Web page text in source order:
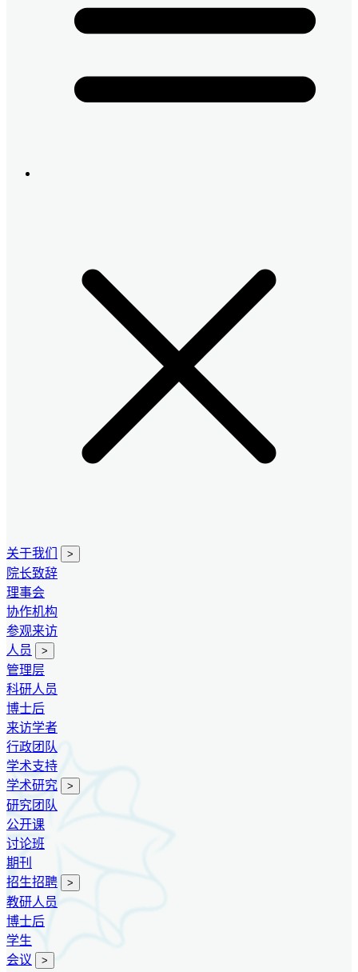
关于我们 >
院长致辞
理事会
协作机构
参观来访
人员
>
管理层
科研人员
博士后
来访学者
行政团队
学术支持
学术研究
>
研究团队
公开课
讨论班
期刊
招生招聘
>
教研人员
博士后
学生
会议
>